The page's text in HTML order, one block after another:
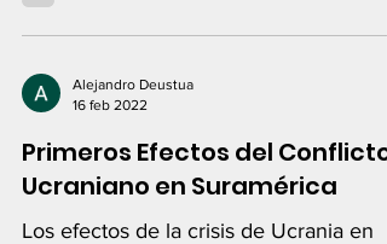
Alejandro Deustua
16 feb 2022
Primeros Efectos del Conflicto
Ucraniano en Suramérica
Los efectos de la crisis de Ucrania en